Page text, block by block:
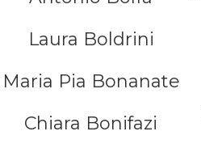
Laura Boldrini
Maria Pia Bonanate
Chiara Bonifazi